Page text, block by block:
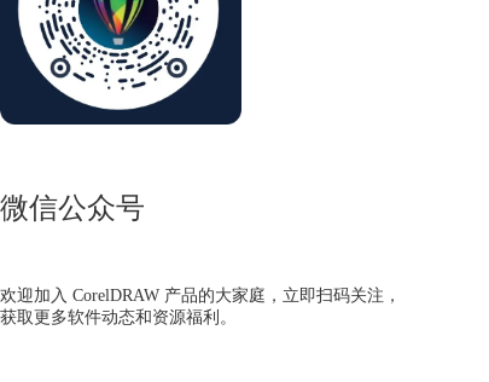
微信公众号
欢迎加入 CorelDRAW 产品的大家庭，立即扫码关注，
获取更多软件动态和资源福利。